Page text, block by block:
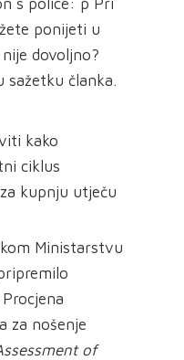
s police: p Pri
ponijeti u
dovoljno?
sažetku članka.
kako
ciklus
kupnju utječu
Ministarstvu
za nošenje
of